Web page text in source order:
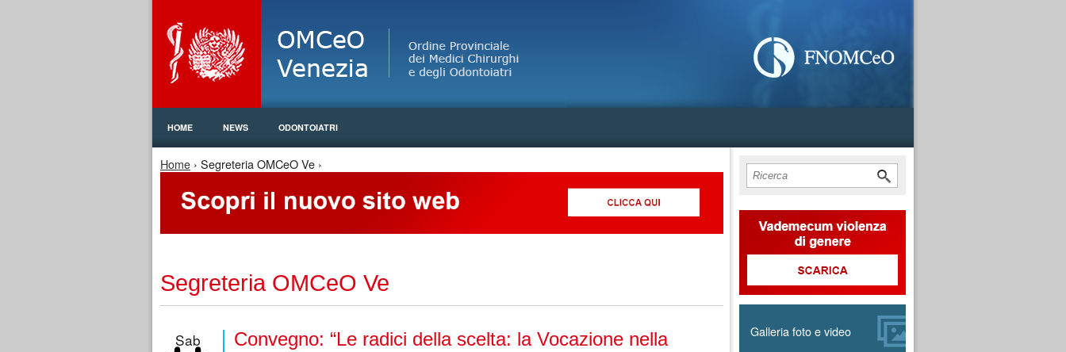
HOME NEWS ODONTOIATRI
Tu sei qui
Home › Segreteria OMCeO Ve ›
Segreteria OMCeO Ve
Sab
Convegno: “Le radici della scelta: la Vocazione nella
Form di ricerca
Cerca
Galleria foto e video